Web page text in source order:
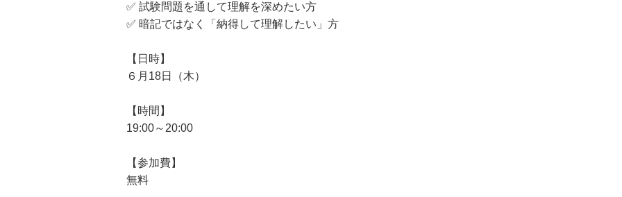
✅ 試験問題を通して理解を深めたい方
✅ 暗記ではなく「納得して理解したい」方
【日時】
６月18日（木）
【時間】
19:00～20:00
【参加費】
無料